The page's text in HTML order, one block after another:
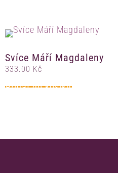
Svíce Máří Magdaleny
333.00 Kč
Přidat do košíku